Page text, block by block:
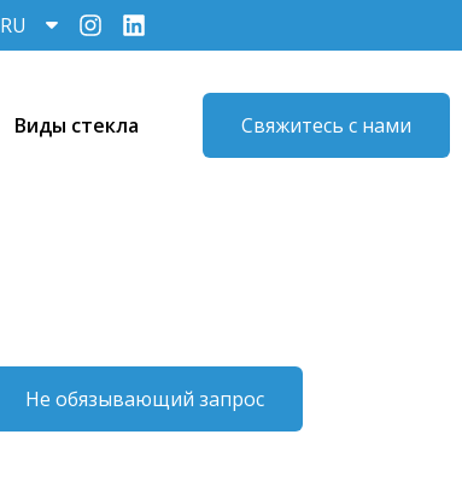
RU
Виды стекла Свяжитесь с нами
Не обязывающий запрос